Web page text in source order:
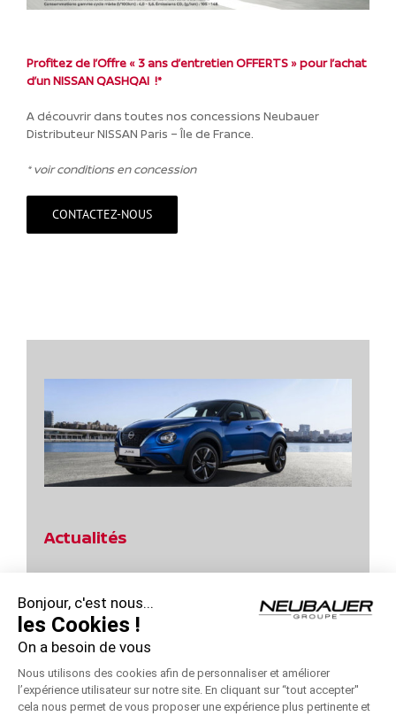
Profitez de l’Offre « 3 ans d’entretien OFFERTS » pour l’achat
d’un NISSAN QASHQAI !*
A découvrir dans toutes nos concessions Neubauer
Distributeur NISSAN Paris – Île de France.
* voir conditions en concession
CONTACTEZ-NOUS
Actualités
Profitez des Jours Hybrides Nissan !
Profitez des Jours Hybrides Nissan !
Jours Power d’Achats Nissan – Remise 10000 €
Bonjour, c'est nous...
les Cookies !
On a besoin de vous
Nous utilisons des cookies afin de personnaliser et améliorer
l’expérience utilisateur sur notre site. En cliquant sur “tout accepter''
cela nous permet de vous proposer une expérience plus pertinente et